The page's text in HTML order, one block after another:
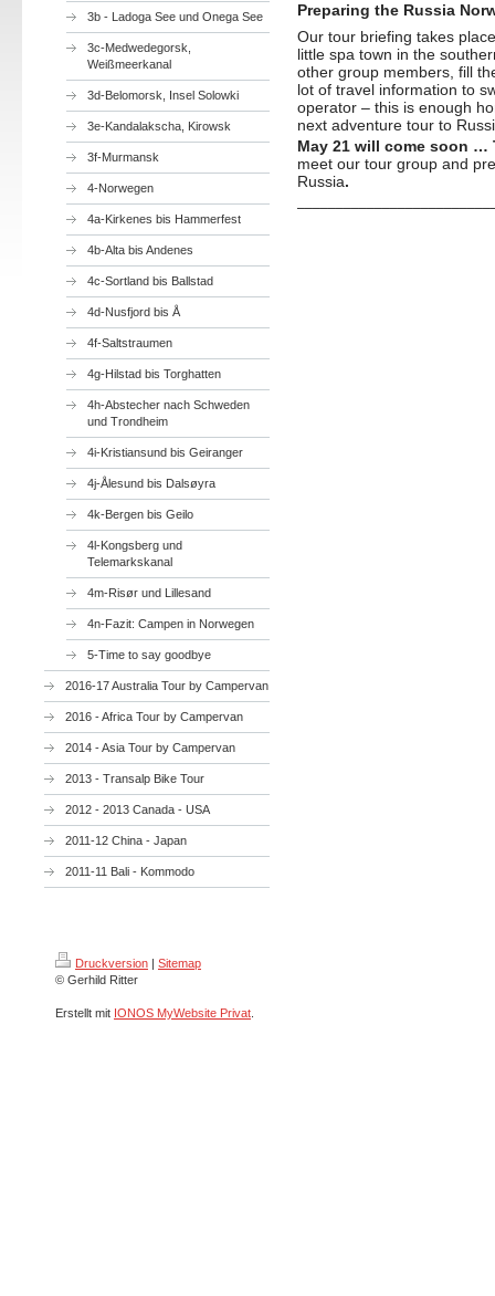
3b - Ladoga See und Onega See
3c-Medwedegorsk,
Weißmeerkanal
3d-Belomorsk, Insel Solowki
3e-Kandalakscha, Kirowsk
3f-Murmansk
4-Norwegen
4a-Kirkenes bis Hammerfest
4b-Alta bis Andenes
4c-Sortland bis Ballstad
4d-Nusfjord bis Å
4f-Saltstraumen
4g-Hilstad bis Torghatten
4h-Abstecher nach Schweden
und Trondheim
4i-Kristiansund bis Geiranger
4j-Ålesund bis Dalsøyra
4k-Bergen bis Geilo
4l-Kongsberg und
Telemarkskanal
4m-Risør und Lillesand
4n-Fazit: Campen in Norwegen
5-Time to say goodbye
2016-17 Australia Tour by Campervan
2016 - Africa Tour by Campervan
2014 - Asia Tour by Campervan
2013 - Transalp Bike Tour
2012 - 2013 Canada - USA
2011-12 China - Japan
2011-11 Bali - Kommodo
Preparing the Russia
Our tour briefing takes
little spa town in the
other group members, fill
lot of travel information to
operator – this is enough
next adventure tour to
May 21 will come soon …
meet our tour group and
Russia.
Druckversion | Sitemap
© Gerhild Ritter
Erstellt mit IONOS MyWebsite Privat